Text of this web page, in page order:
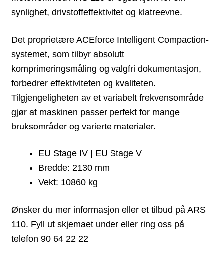
synlighet, drivstoffeffektivitet og klatreevne.
Det proprietære ACEforce Intelligent Compaction-
systemet, som tilbyr absolutt
komprimeringsmåling og valgfri dokumentasjon,
forbedrer effektiviteten og kvaliteten.
Tilgjengeligheten av et variabelt frekvensområde
gjør at maskinen passer perfekt for mange
bruksområder og varierte materialer.
EU Stage IV | EU Stage V
Bredde: 2130 mm
Vekt: 10860 kg
Ønsker du mer informasjon eller et tilbud på ARS
110. Fyll ut skjemaet under eller ring oss på
telefon 90 64 22 22